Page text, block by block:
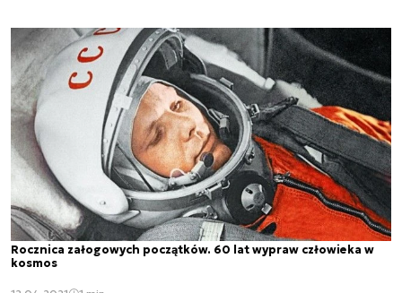
Rocznica załogowych początków. 60 lat wypraw człowieka w
kosmos